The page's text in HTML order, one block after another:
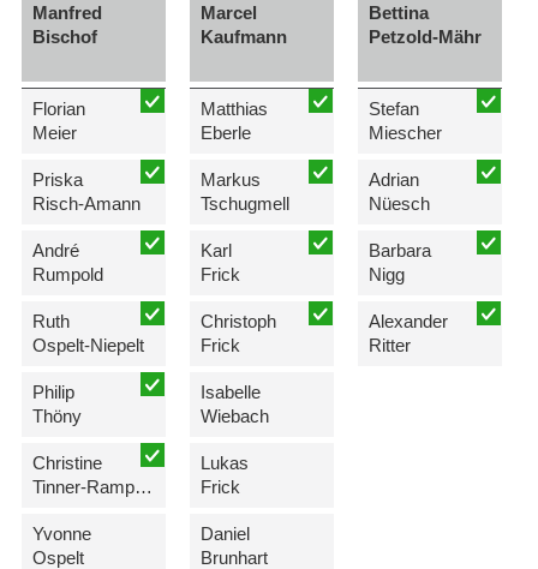
Manfred
Bischof
Florian
Meier
Priska
Risch-Amann
André
Rumpold
Ruth
Ospelt-Niepelt
Philip
Thöny
Christine
Tinner-Rampone
Yvonne
Ospelt
Marcel
Kaufmann
Matthias
Eberle
Markus
Tschugmell
Karl
Frick
Christoph
Frick
Isabelle
Wiebach
Lukas
Frick
Daniel
Brunhart
Bettina
Petzold-Mähr
Stefan
Miescher
Adrian
Nüesch
Barbara
Nigg
Alexander
Ritter